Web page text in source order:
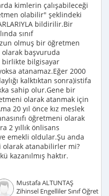
kimlerin çalışabileceği
olabilir" şeklindeki
bildirilir.Bir
sınıf
olmuş bir öğretmen
olarak başvuruda
birlikte bilgisayar
atanamaz.Eğer 2000
kalktıktan sonra)istifa
sahip olur.Gene bir
olarak atanmak için
20 yıl önce kız meslek
öğretmeni olarak
2 yıllık önlisans
emekli oldular.Şu anda
olarak atanabilirler mi?
kazanılmış haktır.
Mustafa ALTUNTAŞ
Zihinsel Engelliler Sınıf